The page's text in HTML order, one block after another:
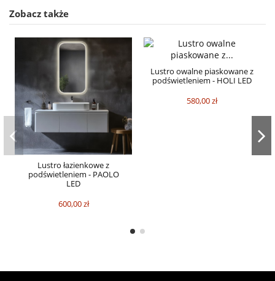
Zobacz także
Lustro łazienkowe z
podświetleniem - PAOLO
LED
600,00 zł
Lustro owalne piaskowane z
podświetleniem - HOLI LED
580,00 zł